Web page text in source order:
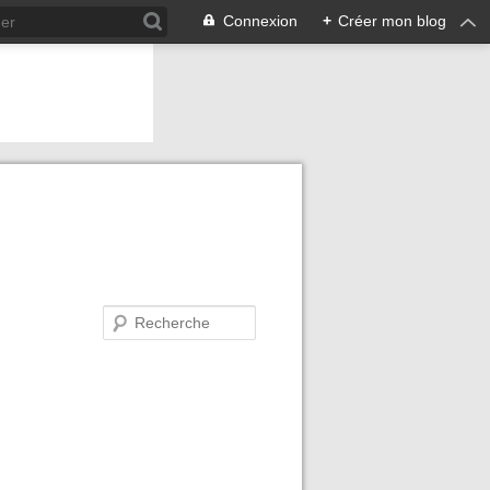
Connexion + Créer mon blog